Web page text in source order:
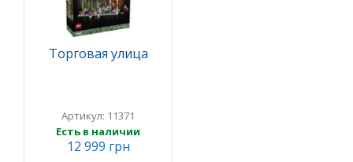
Торговая улица
Артикул: 11371
Есть в наличии
12 999 грн